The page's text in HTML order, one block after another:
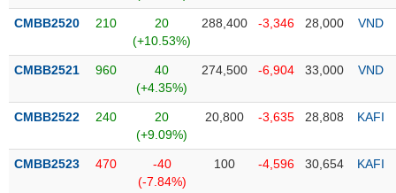
Trạng
cổ
Quy
thị
CMBB2520 210
20
(+10.53%)
288,400 -3,346 28,000 VND
CMBB2521 960
40
(+4.35%)
274,500 -6,904 33,000 VND
CMBB2522 240
20
(+9.09%)
20,800 -3,635 28,808 KAFI
CMBB2523 470
-40
(-7.84%)
100 -4,596 30,654 KAFI
NGÀNH